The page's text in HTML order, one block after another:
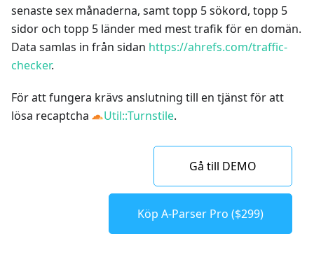
senaste sex månaderna, samt topp 5 sökord, topp 5
sidor och topp 5 länder med mest trafik för en domän.
Data samlas in från sidan https://ahrefs.com/traffic-
checker.
För att fungera krävs anslutning till en tjänst för att
lösa recaptcha
Util::Turnstile.
Gå till DEMO
Köp A-Parser Pro ($299)